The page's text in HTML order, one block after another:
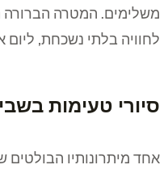
משלימים. המטרה
לחוויה בלתי נשכחת,
סיורי טעימות
אחד מיתרונותיו הבולטים